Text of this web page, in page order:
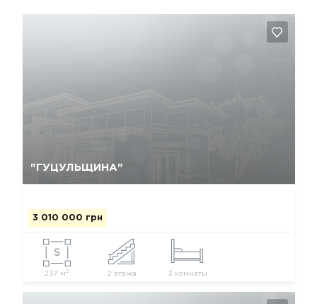
"ГУЦУЛЬЩИНА"
3 010 000 грн
237 м2 2 этажа 3 комнаты